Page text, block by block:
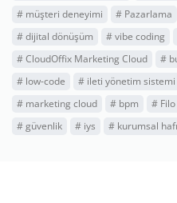
# müşteri deneyimi # Pazarlama
#dijital dönüşüm #vibe coding
#CloudOffix Marketing Cloud #
# low-code # ileti yönetim sistemi
# marketing cloud # bpm #
#güvenlik # iys # kurumsal